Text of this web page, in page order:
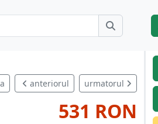
anteriorul urmatorul
531 RON